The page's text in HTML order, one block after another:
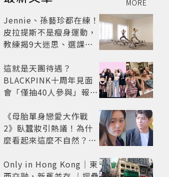
MORE
Jennie、孫藝珍都在練！
皮拉提斯不是瘦身運動，
教練揭9大迷思、選課真
這就是天團待遇？
BLACKPINK十周年見面
會「僅抽40人參與」報名
怒了😡
《母胎單身戀愛大作戰
2》臥蠶妝引熱議！為什
麼看起來這麼不自然？彩
Only in Hong Kong｜東